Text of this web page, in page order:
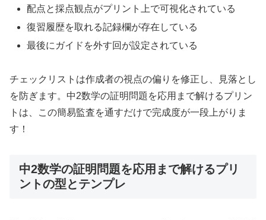
配点と採点観点がプリント上で可視化されている
復習履歴を取れる記録欄が存在している
最後にガイドを外す回が設定されている
チェックリストは作成者の視点の偏りを修正し、見落とし
を防ぎます。中2数学の証明問題を応用まで解けるプリン
トは、この簡易監査を通すだけで完成度が一段上がりま
す！
中2数学の証明問題を応用まで解けるプリ
ントの型とテンプレ